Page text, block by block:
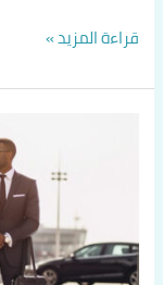
قراءة المزيد »
بنا
60036648